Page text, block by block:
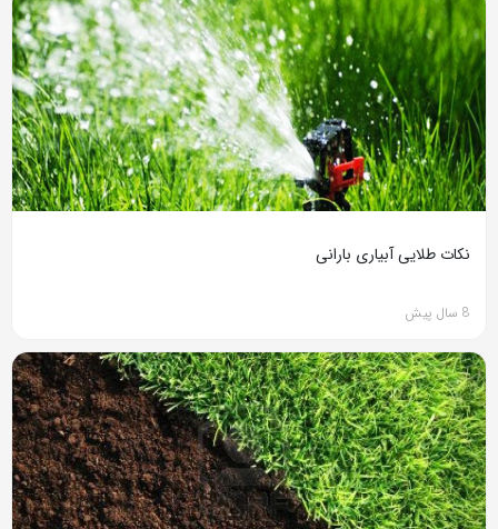
نکات طلایی آبیاری بارانی
8 سال پیش